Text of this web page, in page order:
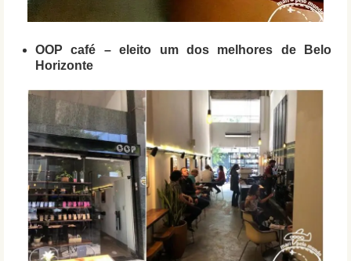
OOP café – eleito um dos melhores de Belo
Horizonte